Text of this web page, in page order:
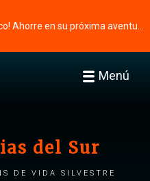
Menú
del Sur
de vida silvestre